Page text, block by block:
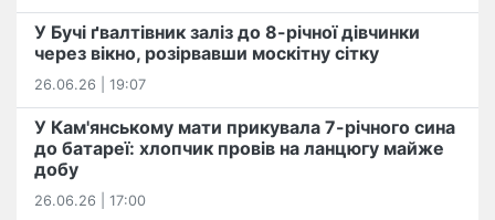
У Бучі ґвалтівник заліз до 8-річної дівчинки
через вікно, розірвавши москітну сітку
26.06.26 | 19:07
У Кам'янському мати прикувала 7-річного сина
до батареї: хлопчик провів на ланцюгу майже
добу
26.06.26 | 17:00